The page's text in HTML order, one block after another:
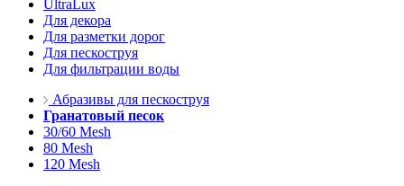
UltraLux
Для декора
Для разметки дорог
Для пескоструя
Для фильтрации воды
Абразивы для пескоструя
Гранатовый песок
30/60 Mesh
80 Mesh
120 Mesh